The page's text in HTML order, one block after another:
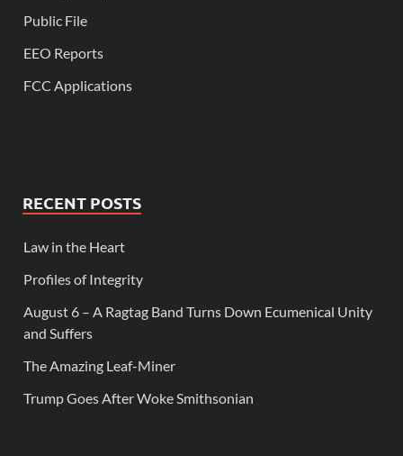
Public File
EEO Reports
FCC Applications
RECENT POSTS
Law in the Heart
Profiles of Integrity
August 6 – A Ragtag Band Turns Down Ecumenical Unity
and Suffers
The Amazing Leaf-Miner
Trump Goes After Woke Smithsonian